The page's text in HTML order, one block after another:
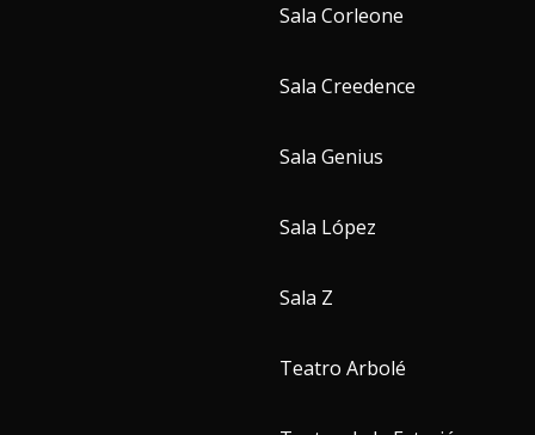
Sala Corleone
Sala Creedence
Sala Genius
Sala López
Sala Z
Teatro Arbolé